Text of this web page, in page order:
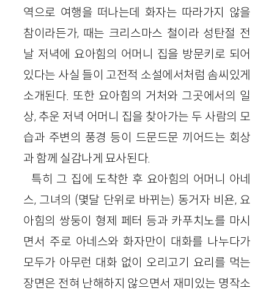
역으로 여행을 떠나는데 화자는 따라가지 않을
참이라든가, 때는 크리스마스 철이라 성탄절 전
날 저녁에 요아힘의 어머니 집을 방문키로 되어
있다는 사실 들이 고전적 소설에서처럼 솜씨있게
소개된다. 또한 요아힘의 거처와 그곳에서의 일
상, 추운 저녁 어머니 집을 찾아가는 두 사람의 모
습과 주변의 풍경 등이 드문드문 끼어드는 회상
과 함께 실감나게 묘사된다.
특히 그 집에 도착한 후 요아힘의 어머니 아네
스, 그녀의 (몇달 단위로 바뀌는) 동거자 비욘, 요
아힘의 쌍둥이 형제 페터 등과 카푸치노를 마시
면서 주로 아네스와 화자만이 대화를 나누다가
모두가 아무런 대화 없이 오리고기 요리를 먹는
장면은 전혀 난해하지 않으면서 재미있는 명작소